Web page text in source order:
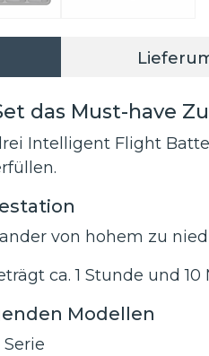
das Must-have
Intelligent Flight
von hohem zu
ca. 1 Stunde und 10
Modellen